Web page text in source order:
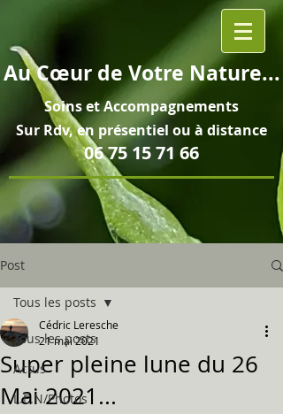
AuCœurde Votre Nature...
Soins etAccompagnements
Sur Rdv, en présentiel ou à distance
06 75 15 71 66
Post
Tous les posts
Actus
L.E.N/Photos
Tous les posts
Super pleine lune du 26
Mai 2021...
Cédric Leresche
21 mai 2021